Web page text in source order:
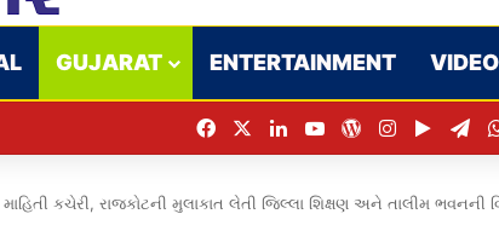
GUJARAT ENTERTAINMENT
FacebookLinkedInYouTubeWordPress
Instagram
માહિતી કચેરી, રાજકોટની મુલાકાત લેતી જિલ્લા શિક્ષણ અને તાલીમ ભવનની